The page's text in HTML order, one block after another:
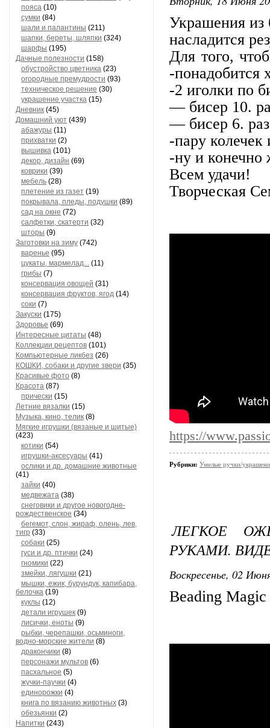
пояса (10)
сумки (84)
шали и палантины (211)
шапки, береты, шляпки (324)
шарфы (195)
Дачные полезности (158)
обустройство цветника (23)
огородные премудрости (93)
техническое решение (30)
украшение участка (15)
Дневник (45)
Домашний уют (439)
абажуры (11)
прихватки (2)
вышивка (101)
декор, дизайн (69)
коврики (39)
мебель (28)
плетение из газет (19)
покрывала, пледы, подушки (89)
сад на окне (72)
салфетки, скатерти (32)
шторы (9)
Заготовки на зиму (742)
варенье (95)
цукаты, мармелад... (11)
грибы (7)
консервация овощей (31)
консервация фруктов, ягод (14)
соки (7)
Закуски (175)
Здоровье (69)
Интересные цитаты (48)
Коллекции рецептов (101)
Компьютерные ликбез (26)
КОШКИ, собаки и другие звери (35)
Красивые фото (8)
Красота (87)
прически (15)
Летние вязалки (15)
Музыка, кино, телик (8)
Мягкие игрушки (вязаные и шитые)
(423)
котики (54)
игрушки-аксесуары (41)
ослики и др. домашние животные
(41)
зайки (40)
медвежата (38)
снеговики и другое новогодне-
рождественское (34)
бегемот, слон, жираф, олень, лев,
тигр (33)
собаки (25)
гуси и др. птички (24)
гномики (22)
змейки, лягушки (21)
мышки, ежик, бурундук, капибара,
белочка (19)
куклы (12)
детали игрушек (9)
лисички, еноты (9)
рыбки, черепашки, осьминоги,
водно-морские жители (8)
дракончики (8)
персонажи мультов (6)
пасхальное (5)
жучки-паучки (4)
единорожки (4)
книга по вязанию животных (3)
обезьянки (2)
Напитки (243)
Украшения из
насладится
Для того,
-понадобится
-2 иголки по
— бисер 10.
— бисер 6.
-пару колечек
-ну и конечно
Всем удачи!
Творческая
https://
Рубрики: Умелые ручки/
ЛЕГКОЕ
РУКАМИ.
Воскресенье, 02
Beading Magic